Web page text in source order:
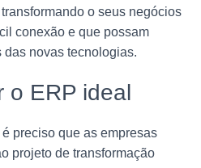
o seus negócios
conexão e que possam
das novas tecnologias.
o ERP ideal
preciso que as empresas
projeto de transformação